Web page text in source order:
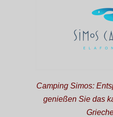
Camping Simos:
genießen Sie das